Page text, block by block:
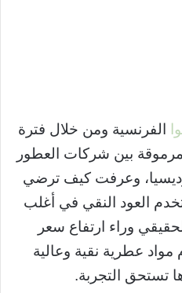
الفرنسية ومن خلال فترة
بين شركات العطور
وعرفت كيف ترضي
العود النقي في أغلب
وراء ارتفاع سعر
عطرية نقية وعالية
تستحق التجربة.